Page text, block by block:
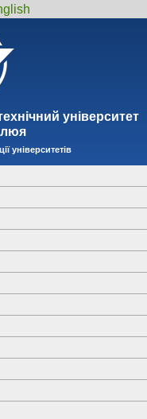
унiверситет
університетів